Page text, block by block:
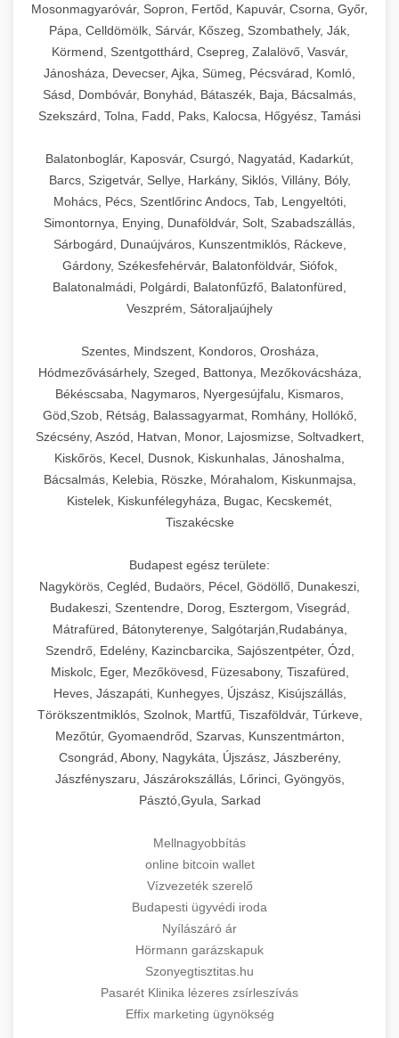
Mosonmagyaróvár, Sopron, Fertőd, Kapuvár, Csorna, Győr,
Pápa, Celldömölk, Sárvár, Kőszeg, Szombathely, Ják,
Körmend, Szentgotthárd, Csepreg, Zalalövő, Vasvár,
Jánosháza, Devecser, Ajka, Sümeg, Pécsvárad, Komló,
Sásd, Dombóvár, Bonyhád, Bátaszék, Baja, Bácsalmás,
Szekszárd, Tolna, Fadd, Paks, Kalocsa, Hőgyész, Tamási
Balatonboglár, Kaposvár, Csurgó, Nagyatád, Kadarkút,
Barcs, Szigetvár, Sellye, Harkány, Siklós, Villány, Bóly,
Mohács, Pécs, Szentlőrinc Andocs, Tab, Lengyeltóti,
Simontornya, Enying, Dunaföldvár, Solt, Szabadszállás,
Sárbogárd, Dunaújváros, Kunszentmiklós, Ráckeve,
Gárdony, Székesfehérvár, Balatonföldvár, Siófok,
Balatonalmádi, Polgárdi, Balatonfűzfő, Balatonfüred,
Veszprém, Sátoraljaújhely
Szentes, Mindszent, Kondoros, Orosháza,
Hódmezővásárhely, Szeged, Battonya, Mezőkovácsháza,
Békéscsaba, Nagymaros, Nyergesújfalu, Kismaros,
Göd,Szob, Rétság, Balassagyarmat, Romhány, Hollókő,
Szécsény, Aszód, Hatvan, Monor, Lajosmizse, Soltvadkert,
Kiskőrös, Kecel, Dusnok, Kiskunhalas, Jánoshalma,
Bácsalmás, Kelebia, Röszke, Mórahalom, Kiskunmajsa,
Kistelek, Kiskunfélegyháza, Bugac, Kecskemét,
Tiszakécske
Budapest egész területe:
Nagykörös, Cegléd, Budaörs, Pécel, Gödöllő, Dunakeszi,
Budakeszi, Szentendre, Dorog, Esztergom, Visegrád,
Mátrafüred, Bátonyterenye, Salgótarján,Rudabánya,
Szendrő, Edelény, Kazincbarcika, Sajószentpéter, Ózd,
Miskolc, Eger, Mezőkövesd, Füzesabony, Tiszafüred,
Heves, Jászapáti, Kunhegyes, Újszász, Kisújszállás,
Törökszentmiklós, Szolnok, Martfű, Tiszaföldvár, Túrkeve,
Mezőtúr, Gyomaendrőd, Szarvas, Kunszentmárton,
Csongrád, Abony, Nagykáta, Újszász, Jászberény,
Jászfényszaru, Jászárokszállás, Lőrinci, Gyöngyös,
Pásztó,Gyula, Sarkad
Mellnagyobbítás
online bitcoin wallet
Vízvezeték szerelő
Budapesti ügyvédi iroda
Nyílászáró ár
Hörmann garázskapuk
Szonyegtisztitas.hu
Pasarét Klinika lézeres zsírleszívás
Effix marketing ügynökség